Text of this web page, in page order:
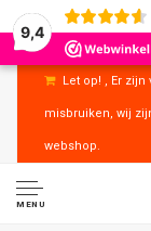
9,4
Let op! , Er
misbruiken, wij
webshop.
MENU